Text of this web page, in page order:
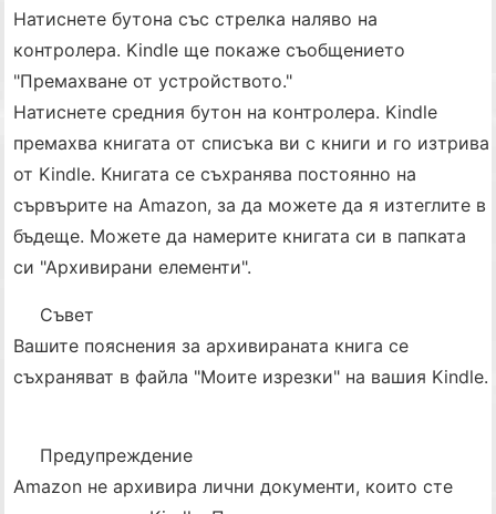
Натиснете бутона със стрелка наляво на
контролера. Kindle ще покаже съобщението
"Премахване от устройството."
Натиснете средния бутон на контролера. Kindle
премахва книгата от списъка ви с книги и го изтрива
от Kindle. Книгата се съхранява постоянно на
сървърите на Amazon, за да можете да я изтеглите в
бъдеще. Можете да намерите книгата си в папката
си "Архивирани елементи".
Съвет
Вашите пояснения за архивираната книга се
съхраняват в файла "Моите изрезки" на вашия Kindle.
Предупреждение
Amazon не архивира лични документи, които сте